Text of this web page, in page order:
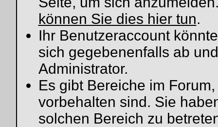
können Sie dies hier tun.
Ihr Benutzeraccount
sich gegebenenfalls ab
Administrator.
Es gibt Bereiche im
vorbehalten sind. Sie
solchen Bereich zu